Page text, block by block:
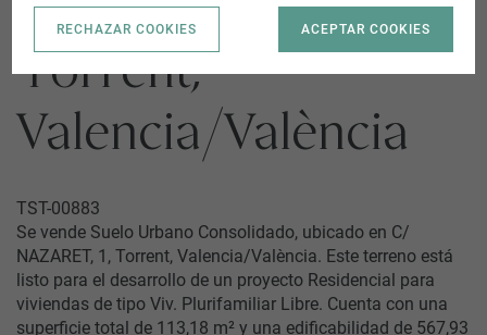
C/ NAZARET, 1 |
Torrent,
Valencia/València
TST-00883
Se vende Suelo Urbano Consolidado, ubicado en C/
NAZARET, 1, Torrent, Valencia/València. Este terreno está
listo para el desarrollo de un proyecto Residencial para
viviendas de tipo Viv. Plurifamiliar Libre. Cuenta con una
superficie total de 113,18 m² y una edificabilidad de 567,93
RECHAZAR COOKIES ACEPTAR COOKIES